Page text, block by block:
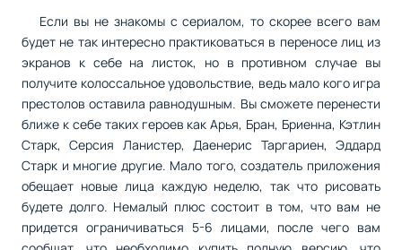
Если вы не знакомы с сериалом, то скорее всего вам
будет не так интересно практиковаться в переносе лиц из
экранов к себе на листок, но в противном случае вы
получите колоссальное удовольствие, ведь мало кого игра
престолов оставила равнодушным. Вы сможете перенести
ближе к себе таких героев как Арья, Бран, Бриенна, Кэтлин
Старк, Серсия Ланистер, Даенерис Таргариен, Эддард
Старк и многие другие. Мало того, создатель приложения
обещает новые лица каждую неделю, так что рисовать
будете долго. Немалый плюс состоит в том, что вам не
придется ограничиваться 5-6 лицами, после чего вам